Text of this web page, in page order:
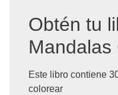
Obtén tu
Mandalas
Este libro contiene
colorear